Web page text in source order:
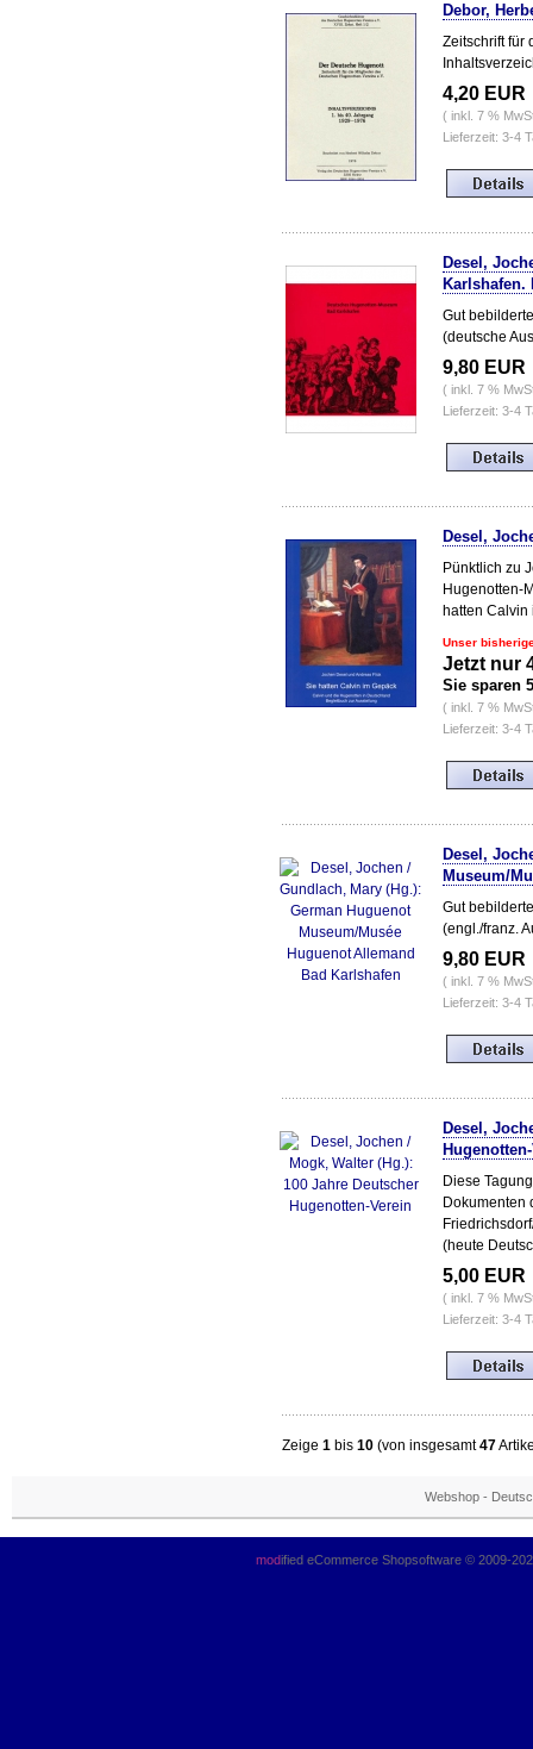
Debor,
Zeitschrift für
4,20 EUR
( inkl. 7 %
Lieferzeit: 3-4
Desel,
Karlshafen.
Gut
(deutsche
9,80 EUR
( inkl. 7 %
Lieferzeit: 3-4
Desel,
Pünktlich zu
Hugenotten-
hatten Calvin
Unser
Jetzt nur
Sie sparen
( inkl. 7 %
Lieferzeit: 3-4
Desel,
Museum/
Gut
(engl./franz.
9,80 EUR
( inkl. 7 %
Lieferzeit: 3-4
Desel,
Diese
Dokumenten
(heute
5,00 EUR
( inkl. 7 %
Lieferzeit: 3-4
Zeige 1 bis 10 (von insgesamt47
Webshop -
modified eCommerce Shopsoftware © 2009-